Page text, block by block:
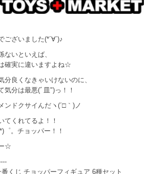
ございました(*´∀`)♪
ないといえば、
確実に違いますよね☆
分良くなきゃいけないのに、
気分は最悪(ﾞ皿")っ！！
ンドクサイんだヽ(´□｀)ノ
てくれてるよ！！
。チョッパー！！
☆
くじ チョッパーフィギュア 6種セット